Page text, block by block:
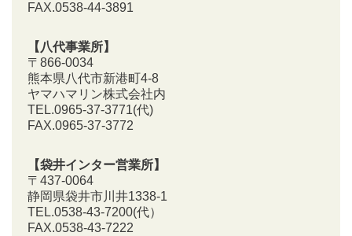
FAX.0538-44-3891
【八代事業所】
〒866-0034
熊本県八代市新港町4-8
ヤマハマリン株式会社内
TEL.0965-37-3771(代)
FAX.0965-37-3772
【袋井インター営業所】
〒437-0064
静岡県袋井市川井1338-1
TEL.0538-43-7200(代）
FAX.0538-43-7222